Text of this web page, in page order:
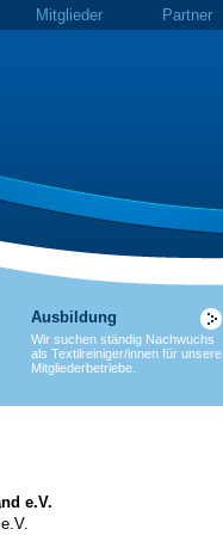
Mitglieder Partner
e.V.
Ausbildung
Wir suchen ständig Nachwuchs
als Textilreiniger/innen für unsere
Mitgliederbetriebe.